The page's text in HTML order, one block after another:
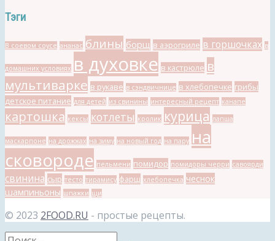
Тэги
В соевом соусе ананас блины борщ в аэрогриле в горшочках в
домашних условиях в духовке в кастрюле в
мультиварке в рукаве в сэндвичнице в хлебопечке грибы
детское питание для детей из свинины интересный рецепт канапе
картошка кексы котлеты кролик курица лапша
маскарпоне на дрожжах на зиму на новый год на пару на
сковороде пельмени помидор помидоры черри савоярди
свинина сыр тесто тирамису фарш хлебопечка чеснок
шампиньоны шпажки щи
© 2023 2FOOD.RU - простые рецепты.